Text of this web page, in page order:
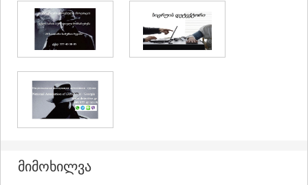
ᲜᲘᲜᲝᲬᲛᲘᲜᲓᲐ
ᲐᲑᲐᲡᲗᲣᲛᲐᲜᲘ
ᲑᲐᲙᲣᲠᲘᲐᲜᲘ
ᲕᲐᲚᲔ
ᲒᲐᲠᲓᲐᲑᲐᲜᲘ
ᲓᲛᲐᲜᲘᲡᲘ
ᲗᲔᲗᲠᲘᲬᲧᲐᲠᲝ
ᲬᲐᲚᲙᲐ
ᲨᲘᲓᲐ ᲥᲐᲠᲗᲚᲘ
მიმოხილვა